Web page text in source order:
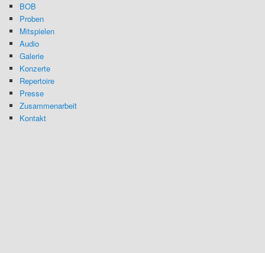
BOB
Proben
Mitspielen
Audio
Galerie
Konzerte
Repertoire
Presse
Zusammenarbeit
Kontakt